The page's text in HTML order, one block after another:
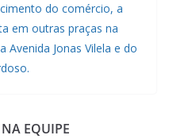
do comércio, a
em outras praças na
Avenida Jonas Vilela e do
EQUIPE